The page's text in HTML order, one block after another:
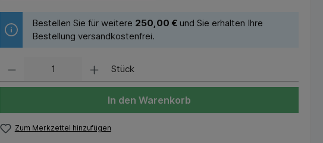
Bestellen Sie für weitere 250,00 €und Sie erhalten Ihre
Bestellung versandkostenfrei.
Stück
In den Warenkorb
Zum Merkzettel hinzufügen